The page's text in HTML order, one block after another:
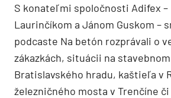
S konateľmi spoločnosti Adifex –
Laurinčíkom a Jánom Guskom –
podcaste Na betón rozprávali o
zákazkách, situácii na
Bratislavského hradu, kaštieľa v
železničného mosta v Trenčíne